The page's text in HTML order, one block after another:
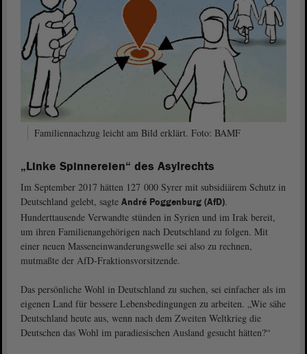
Familiennachzug leicht am Bild erklärt. Foto: BAMF
„Linke Spinnereien“ des Asylrechts
Im September 2017 hätten 127 000 Syrer mit subsidiärem Schutz in
Deutschland gelebt, sagte André Poggenburg (AfD).
Hunderttausende Verwandte stünden in Syrien und im Irak bereit,
um ihren Familienangehörigen nach Deutschland zu folgen. Mit
einer neuen Masseneinwanderungswelle sei also zu rechnen,
mutmaßte der AfD-Fraktionsvorsitzende.
Das persönliche Wohl in Deutschland zu suchen, sei einfacher als im
eigenen Land für bessere Lebensbedingungen zu arbeiten. „Wie sähe
Deutschland heute aus, wenn nach dem Zweiten Weltkrieg die
Deutschen das Wohl im paradiesischen Ausland gesucht hätten?“